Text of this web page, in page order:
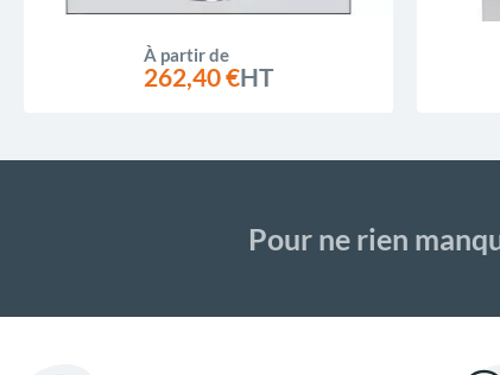
À partir de
262,40 €HT
Pour ne rien